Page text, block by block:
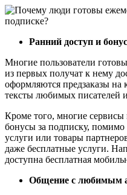
Ранний доступ и
Многие пользователи
из первых получат к нему
оформляются предзаказы
тексты любимых писателей
Кроме того, многие
бонусы за подписку, помимо
услуги или товары
даже бесплатные услуги.
доступна бесплатная
Общение с любимым